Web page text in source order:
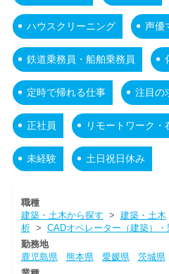
ハウスクリーニング 声優
鉄道乗務員・船舶乗務員
定時で帰れる仕事 注目の
正社員 リモートワーク・
未経験 土日祝日休み
職種
建築・土木から探す > 建築・土木
析> CADオペレーター（建築）・
勤務地
鹿児島県
熊本県 愛媛県 茨城県